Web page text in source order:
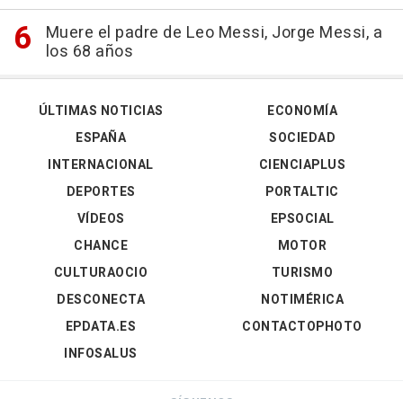
Muere el padre de Leo Messi, Jorge Messi, a
los 68 años
ÚLTIMAS NOTICIAS
ESPAÑA
INTERNACIONAL
DEPORTES
VÍDEOS
ECONOMÍA
SOCIEDAD
CIENCIAPLUS
PORTALTIC
EPSOCIAL
CHANCE
CULTURAOCIO
DESCONECTA
EPDATA.ES
INFOSALUS
MOTOR
TURISMO
NOTIMÉRICA
CONTACTOPHOTO